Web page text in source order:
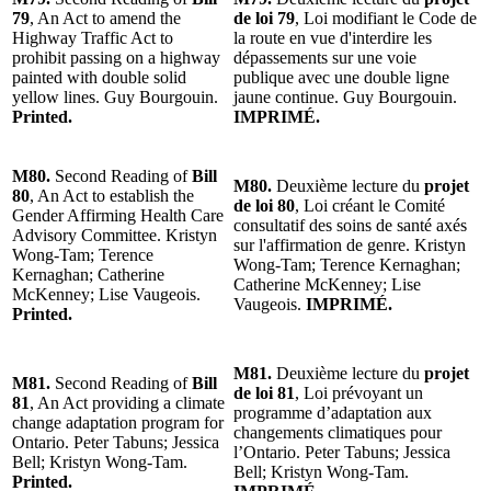
79, An Act to amend the
Highway Traffic Act to
prohibit passing on a highway
painted with double solid
yellow lines. Guy Bourgouin.
Printed.
de loi 79, Loi modifiant le Code de
la route en vue d'interdire les
dépassements sur une voie
publique avec une double ligne
jaune continue. Guy Bourgouin.
IMPRIMÉ.
M80. Second Reading ofBill
80, An Act to establish the
Gender Affirming Health Care
Advisory Committee. Kristyn
Wong-Tam; Terence
Kernaghan; Catherine
McKenney; Lise Vaugeois.
Printed.
M80. Deuxième lecture du projet
de loi 80, Loi créant le Comité
consultatif des soins de santé axés
sur l'affirmation de genre. Kristyn
Wong-Tam; Terence Kernaghan;
Catherine McKenney; Lise
Vaugeois. IMPRIMÉ.
M81. Second Reading ofBill
81, An Act providing a climate
change adaptation program for
Ontario. Peter Tabuns; Jessica
Bell; Kristyn Wong-Tam.
Printed.
M81. Deuxième lecture du projet
de loi 81, Loi prévoyant un
programme d’adaptation aux
changements climatiques pour
l’Ontario. Peter Tabuns; Jessica
Bell; Kristyn Wong-Tam.